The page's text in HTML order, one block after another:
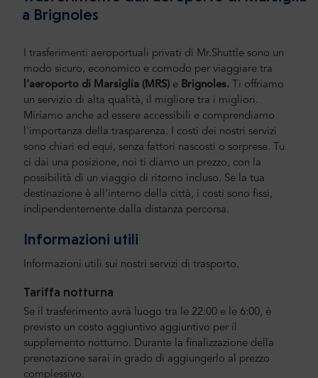
a Brignoles
I trasferimenti aeroportuali privati di Mr.Shuttle sono un
modo sicuro, economico e comodo per viaggiare tra
l'aeroporto di Marsiglia (MRS) e Brignoles. Ti offriamo
un servizio di alta qualità, il migliore tra i migliori.
Miriamo anche ad essere accessibili e comprendiamo
l'importanza della trasparenza. I costi dei nostri servizi
sono chiari ed equi, senza fattori nascosti o sorprese. Tu
ci dai una posizione, noi ti diamo un prezzo, con la
possibilità di un viaggio di ritorno incluso. Se la tua
destinazione è all'interno della città, i costi sono fissi,
indipendentemente dalla distanza percorsa.
Informazioni utili
Informazioni utili sui nostri servizi di trasporto.
Tariffa notturna
Se il trasferimento avrà luogo tra le 22:00 e le 6:00, è
previsto un costo aggiuntivo aggiuntivo per il
supplemento notturno. Durante la finalizzazione della
prenotazione sarai in grado di aggiungerlo al prezzo
complessivo.